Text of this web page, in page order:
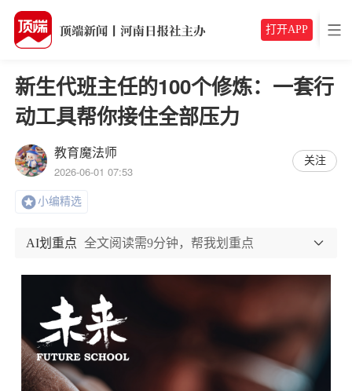
打开APP
新生代班主任的100个修炼：一套行
动工具帮你接住全部压力
教育魔法师
2026-06-01 07:53
关注
小编精选
AI划重点 全文阅读需9分钟，帮我划重点